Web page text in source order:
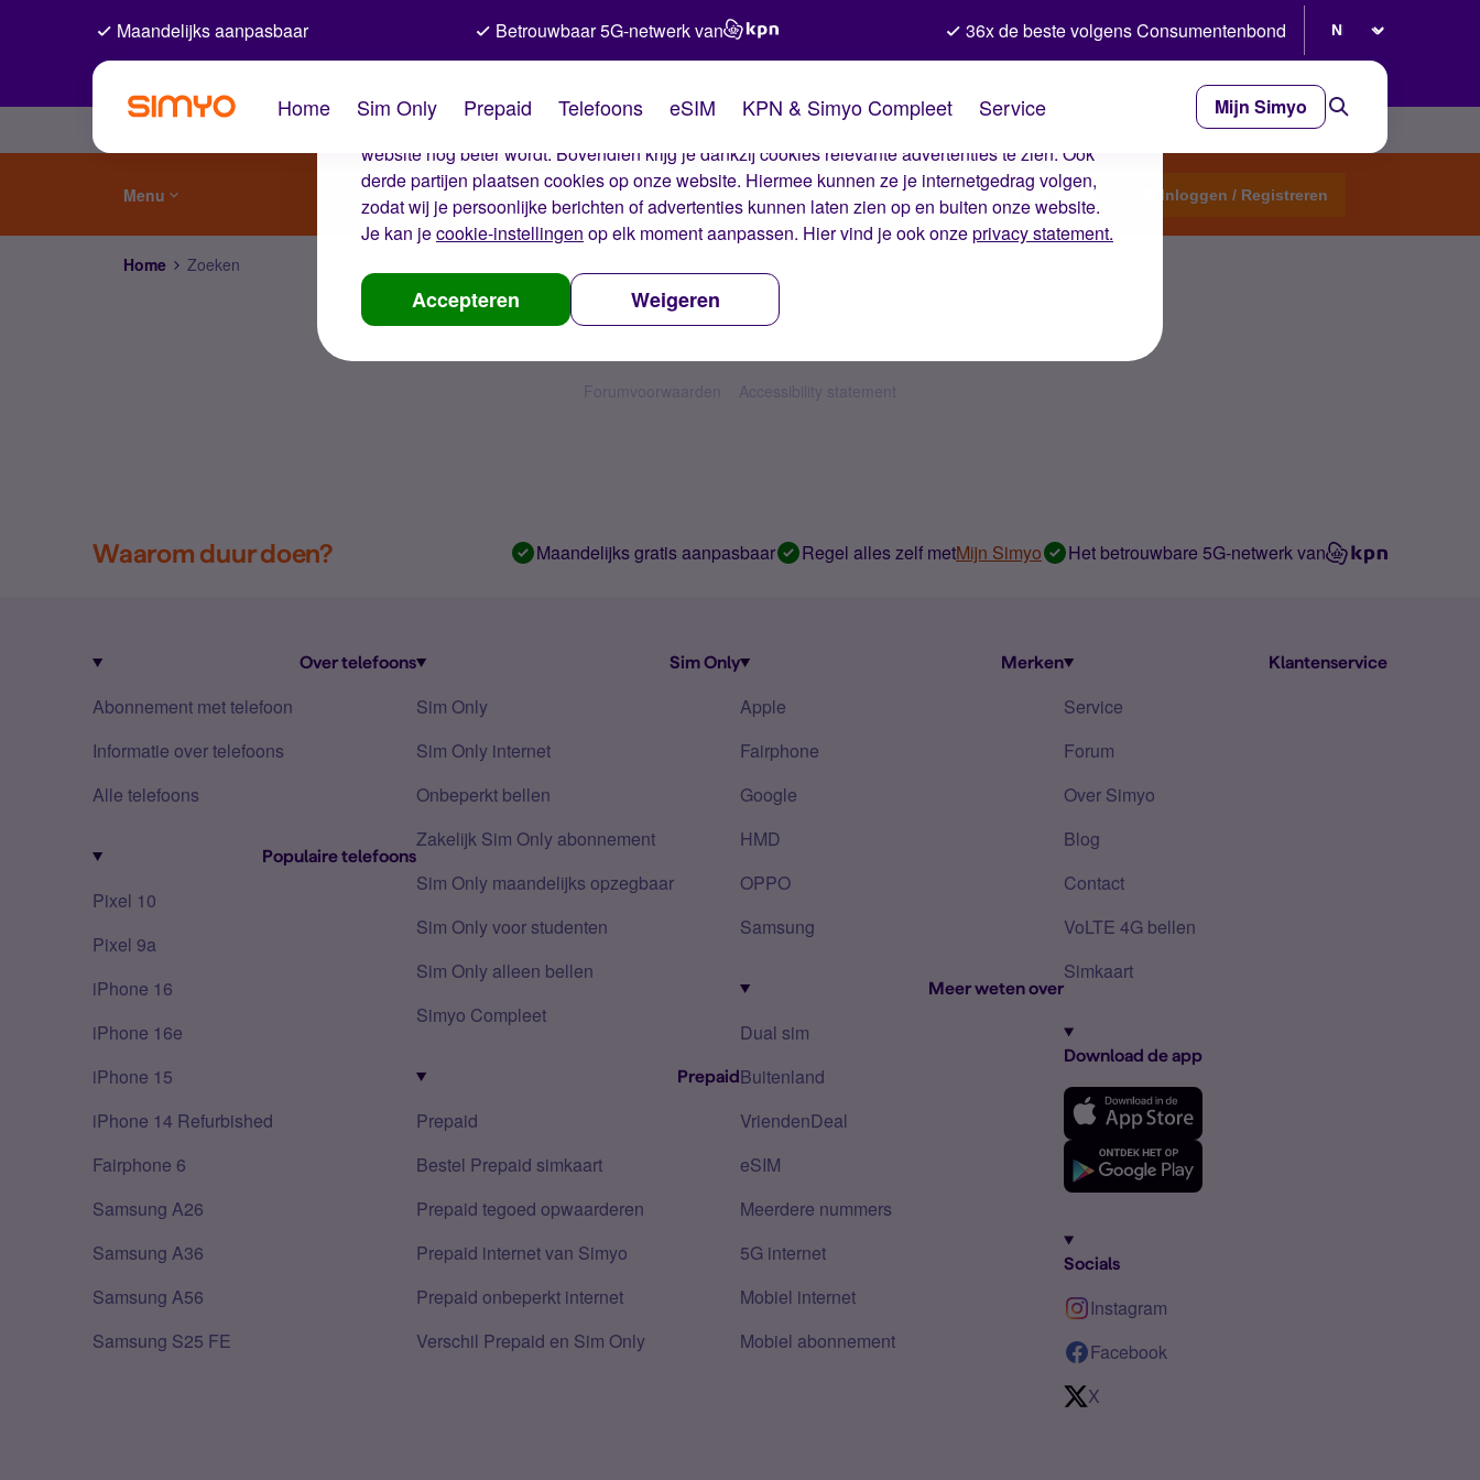
De cookies van Simyo
Wij gebruiken cookies op onze website. Met deze cookies zorgen wij ervoor dat je ervaring op de
website nog beter wordt. Bovendien krijg je dankzij cookies relevante advertenties te zien. Ook
derde partijen plaatsen cookies op onze website. Hiermee kunnen ze je internetgedrag volgen,
zodat wij je persoonlijke berichten of advertenties kunnen laten zien op en buiten onze website.
Je kan jecookie-instellingen op elk moment aanpassen. Hier vind je ook onzeprivacy statement.
Accepteren Weigeren
Maandelijks aanpasbaar Betrouwbaar 5G-netwerk van 36x de beste volgens Consumentenbond
Home Sim Only Prepaid Telefoons eSIM KPN & Simyo Compleet Service Mijn Simyo
Menu Start een topic Inloggen / Registreren
Home Zoeken
Forumvoorwaarden Accessibility statement
Waarom duur doen? Maandelijks gratis aanpasbaar Regel alles zelf metMijn Simyo Het betrouwbare 5G-netwerk van
Over telefoons
Abonnement met telefoon
Informatie over telefoons
Alle telefoons
Populaire telefoons
Pixel 10
Pixel 9a
iPhone 16
iPhone 16e
iPhone 15
iPhone 14 Refurbished
Fairphone 6
Samsung A26
Samsung A36
Samsung A56
Samsung S25 FE
Sim Only
Sim Only
Sim Only internet
Onbeperkt bellen
Zakelijk Sim Only abonnement
Sim Only maandelijks opzegbaar
Sim Only voor studenten
Sim Only alleen bellen
Simyo Compleet
Prepaid
Prepaid
Bestel Prepaid simkaart
Prepaid tegoed opwaarderen
Prepaid internet van Simyo
Prepaid onbeperkt internet
Verschil Prepaid en Sim Only
Merken
Apple
Fairphone
Google
HMD
OPPO
Samsung
Meer weten over
Dual sim
Buitenland
VriendenDeal
eSIM
Meerdere nummers
5G internet
Mobiel internet
Mobiel abonnement
Klantenservice
Service
Forum
Over Simyo
Blog
Contact
VoLTE 4G bellen
Simkaart
Download de app
Socials
Instagram
Facebook
X